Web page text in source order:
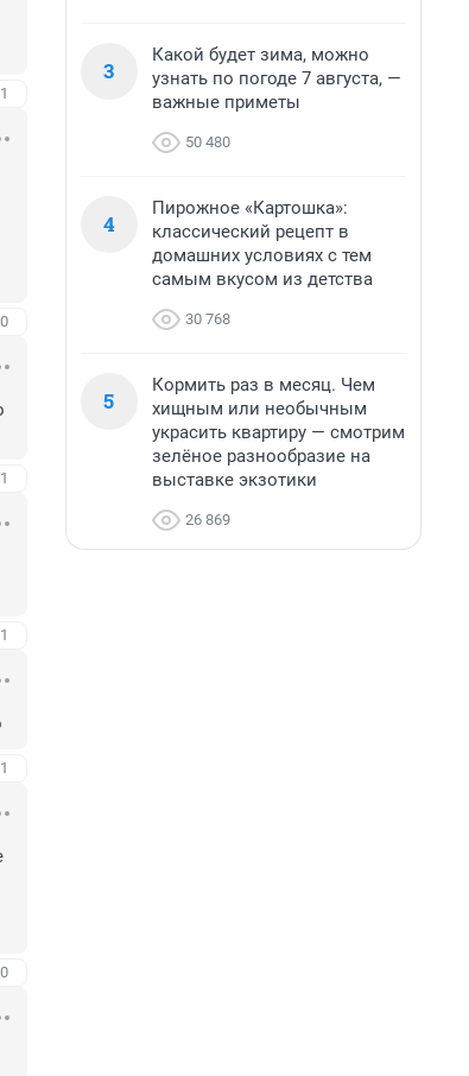
3
Какой будет зима, можно
узнать по погоде 7 августа, —
важные приметы
50 480
4
Пирожное «Картошка»:
классический рецепт в
домашних условиях с тем
самым вкусом из детства
30 768
5
Кормить раз в месяц. Чем
хищным или необычным
украсить квартиру — смотрим
зелёное разнообразие на
выставке экзотики
26 869